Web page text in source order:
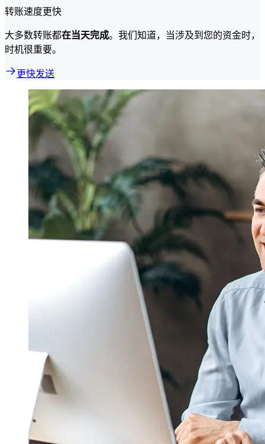
转账速度更快
大多数转账都在当天完成。我们知道，当涉及到您的资金时，
时机很重要。
更快发送